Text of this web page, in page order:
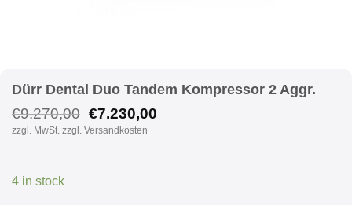
Dürr Dental Duo Tandem Kompressor 2 Aggr.
€9.270,00 Original
price
€7.230,00Current
zzgl. MwSt. zzgl. Versandkosten
4 in stock